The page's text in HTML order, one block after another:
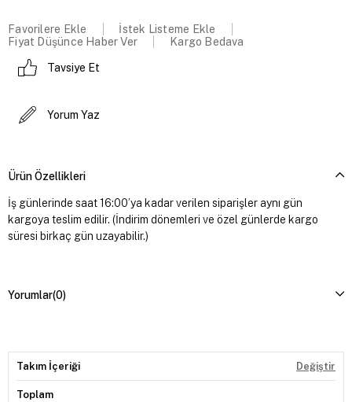
Favorilere Ekle
İstek Listeme Ekle
Fiyat Düşünce Haber Ver
Kargo Bedava
Tavsiye Et
Yorum Yaz
Ürün Özellikleri
İş günlerinde saat 16:00’ya kadar verilen siparişler aynı gün
kargoya teslim edilir. (İndirim dönemleri ve özel günlerde kargo
süresi birkaç gün uzayabilir.)
Yorumlar(0)
Takım İçeriği Değiştir
Toplam